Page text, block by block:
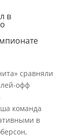
в
сравняли
офф
команда
в